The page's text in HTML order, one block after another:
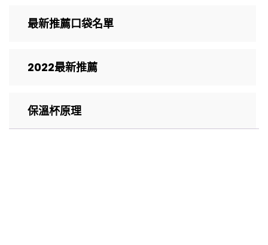
最新推薦口袋名單
2022最新推薦
保溫杯原理